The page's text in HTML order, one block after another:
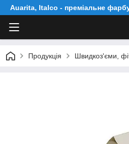
Auarita, Italco - преміальне
Продукція Швидкоз'єми,